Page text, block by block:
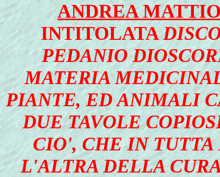
ANDREA
INTITOLATA
PEDANIO
MATERIA
PIANTE, ED ANIMALI
DUE TAVOLE
CIO', CHE IN
L'ALTRA DELLA